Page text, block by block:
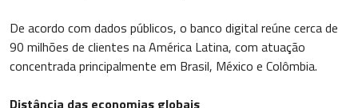
De acordo com dados públicos, o banco digital reúne cerca de
90 milhões de clientes na América Latina, com atuação
concentrada principalmente em Brasil, México e Colômbia.
Distância das economias globais